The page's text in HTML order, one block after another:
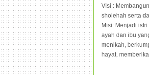
Visi :
sholehah serta
Misi: Menjadi
ayah dan ibu
menikah,
hayat,